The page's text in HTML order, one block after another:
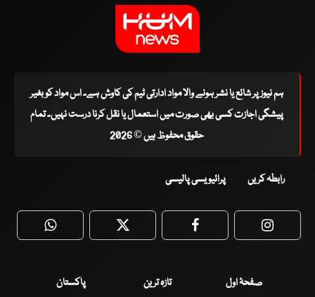
ہم نیوز پر شائع یا نشر ہونے والا مواد ادارتی ٹیم کی کاوش ہے۔ اس مواد کو بغیر
پیشگی اجازت کسی بھی صورت میں استعمال یا نقل کرنا درست نہیں۔ تمام
حقوق محفوظ ہیں © 2026
رابطہ کریں پرائیویسی پالیسی
WhatsApp Twitter Facebook
صفحۂ اول تازہ ترین
پاکستان